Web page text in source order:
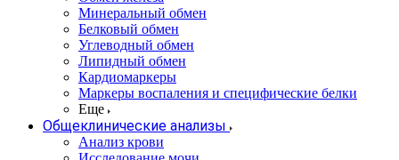
Минеральный обмен
Белковый обмен
Углеводный обмен
Липидный обмен
Кардиомаркеры
Маркеры воспаления и специфические белки
Еще
Общеклинические анализы
Анализ крови